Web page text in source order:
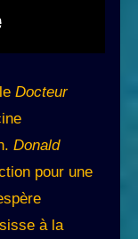
Docteur
Donald
pour une
à la